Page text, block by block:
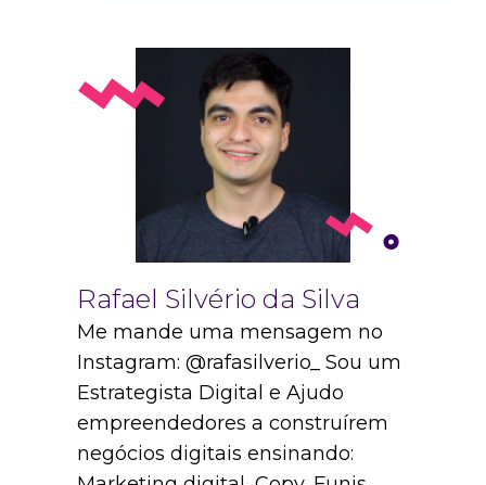
Rafael Silvério da Silva
Me mande uma mensagem no
Instagram: @rafasilverio_ Sou um
Estrategista Digital e Ajudo
empreendedores a construírem
negócios digitais ensinando: